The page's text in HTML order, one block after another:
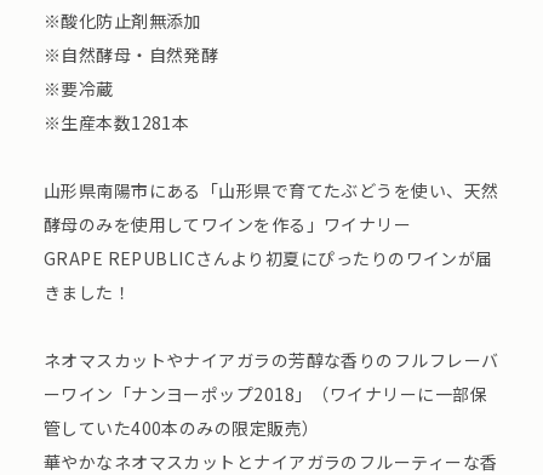
※酸化防止剤無添加
※自然酵母・自然発酵
※要冷蔵
※生産本数1281本
山形県南陽市にある「山形県で育てたぶどうを使い、天然
酵母のみを使用してワインを作る」ワイナリー
GRAPE REPUBLICさんより初夏にぴったりのワインが届
きました！
ネオマスカットやナイアガラの芳醇な香りのフルフレーバ
ーワイン「ナンヨーポップ2018」（ワイナリーに一部保
管していた400本のみの限定販売）
華やかなネオマスカットとナイアガラのフルーティーな香